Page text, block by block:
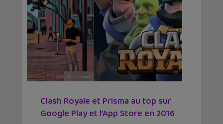
Clash Royale et Prisma au top sur
Google Play et l’App Store en 2016